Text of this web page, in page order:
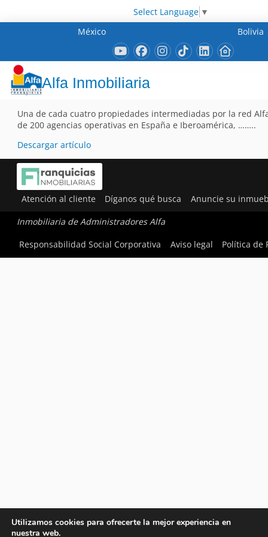
Select Language ▼
México
Bolivia
Alfa Inmobiliaria
Una de cada cuatro propiedades intermediadas por la red
de 200 agencias operativas en España e Iberoamérica, ……..
Descargar artículo
Atención al cliente Díganos qué busca Anuncie su
Inmobiliaria de Administradores Alfa
Responsabilidad Social Corporativa
Aviso legal Política de
Utilizamos cookies para ofrecerte la mejor experiencia en
nuestra web.